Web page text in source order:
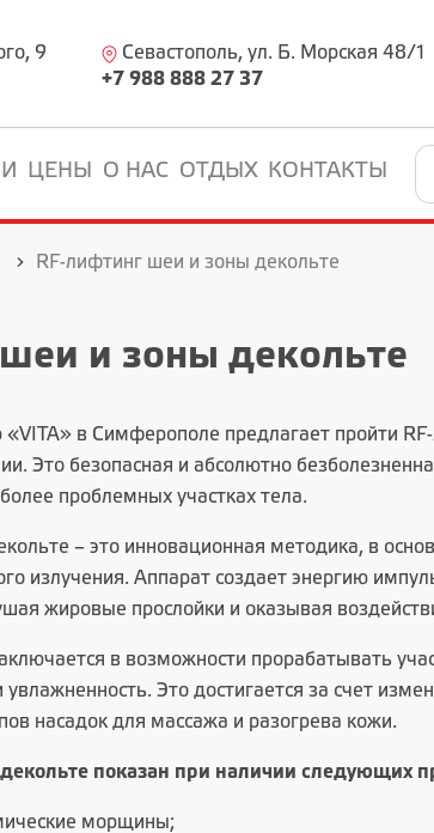
9
Севастополь, ул. Б. Морская 48/1
+7 988 888 27 37
ЦЕНЫ О НАС ОТДЫХ КОНТАКТЫ
RF-лифтинг шеи и зоны декольте
и зоны декольте
«VITA» в Симферополе предлагает пройти
Это безопасная и абсолютно
проблемных участках тела.
– это инновационная методика, в
излучения. Аппарат создает энергию
жировые прослойки и оказывая
в возможности прорабатывать
увлажненность. Это достигается за счет
насадок для массажа и разогрева кожи.
показан при наличии следующих
морщины;